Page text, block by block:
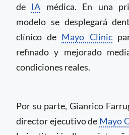
de IA médica. En una
modelo se desplegará
clínico de Mayo Clinic
refinado y mejorado
condiciones reales.
Por su parte, Gianrico
director ejecutivo de Mayo